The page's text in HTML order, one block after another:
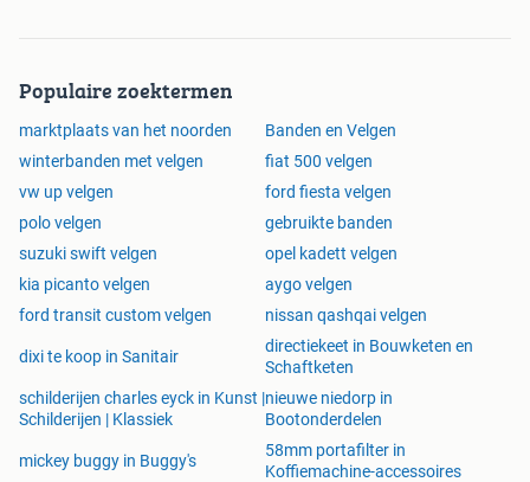
Tiguan
Touran
Kodiaq
Kodiaq GT
Karoq
Octavia
Super B
Yeti
SEAT
Alhambra
Altea
Populaire zoektermen
marktplaats van het noorden
Banden en Velgen
winterbanden met velgen
fiat 500 velgen
vw up velgen
ford fiesta velgen
polo velgen
gebruikte banden
suzuki swift velgen
opel kadett velgen
kia picanto velgen
aygo velgen
ford transit custom velgen
nissan qashqai velgen
dixi te koop in Sanitair
directiekeet in Bouwketen en
Schaftketen
schilderijen charles eyck in Kunst |
Schilderijen | Klassiek
nieuwe niedorp in
Bootonderdelen
mickey buggy in Buggy's
58mm portafilter in
Koffiemachine-accessoires